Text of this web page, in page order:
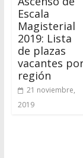
Escala
Magisterial
2019: Lista
de plazas
vacantes
región
21 noviembre,
2019